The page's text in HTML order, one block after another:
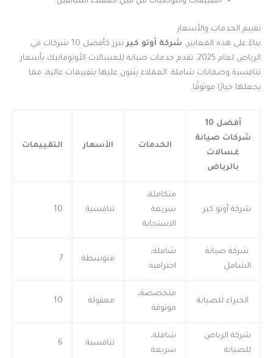
تقييم الخدمات والأسعار
بناءً على هذه المعايير، شركة أوتو كير
تبرز كأفضل 10 شركات في
الرياض لعام 2025. تقدم خدمات صيانة للغسالات الأوتوماتيك بأسعار
تنافسية وضمانات شاملة. العملاء يثنون عليها بتقييمات عالية، مما
يجعلها خيارًا موثوقًا.
أفضل 10
شركات صيانة
غسالات
بالرياض
الخدمات الأسعار التقييمات
شركة أوتو كير
متكاملة،
سريعة
الاستجابة
تنافسية 10
شركة صيانة
الشامل
شاملة،
احترافية
متوسطة 7
الخبراء للصيانة
متخصصة،
موثوقة
معقولة 10
شركة الرياض
للصيانة
شاملة،
سريعة
تنافسية 6